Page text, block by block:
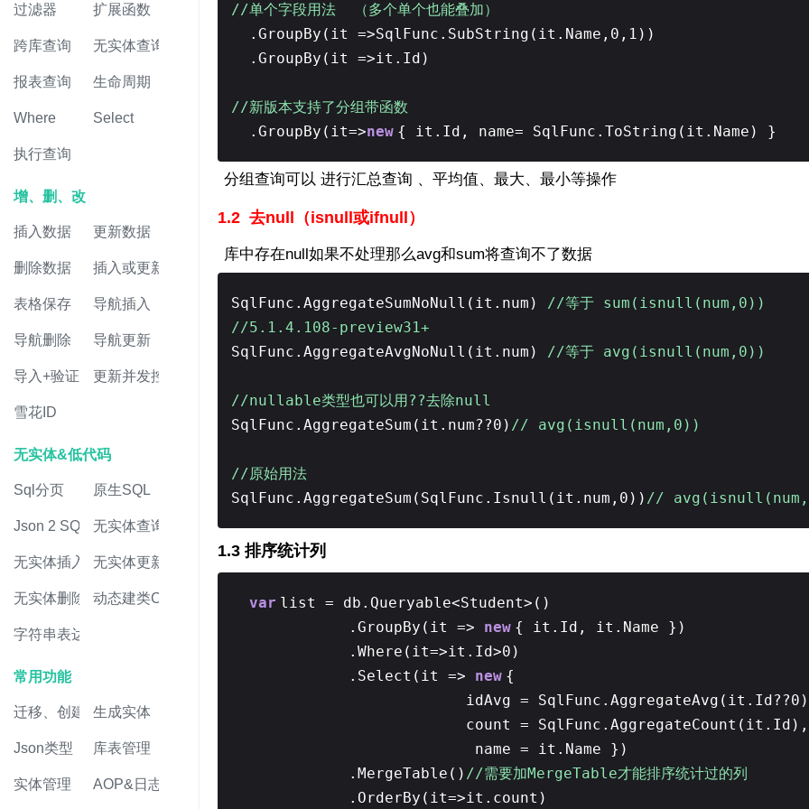
过滤器 扩展函数
跨库查询 无实体查询
报表查询 生命周期
Where Select
执行查询
增、删、改
插入数据 更新数据
删除数据 插入或更新
表格保存 导航插入
导航删除 导航更新
导入+验证 更新并发控制
雪花ID
无实体&低代码
Sql分页 原生SQL
Json 2 SQL 无实体查询
无实体插入 无实体更新
无实体删除 动态建类CRUD
字符串表达式
常用功能
迁移、创建表生成实体
Json类型 库表管理
实体管理 AOP&日志
//单个字段用法 （多个单个也能叠加）
.GroupBy(it =>SqlFunc.SubString(it.Name,0,1))
.GroupBy(it =>it.Id)
//新版本支持了分组带函数
.GroupBy(it=>new { it.Id, name= SqlFunc.ToString(it.Name) }
分组查询可以 进行汇总查询 、平均值、最大、最小等操作
1.2 去null（isnull或ifnull）
库中存在null如果不处理那么avg和sum将查询不了数据
SqlFunc.AggregateSumNoNull(it.num)
//等于 sum(isnull(num,0))
//5.1.4.108-preview31+
SqlFunc.AggregateAvgNoNull(it.num)
//等于 avg(isnull(num,0))
//nullable类型也可以用??去除null
SqlFunc.AggregateSum(it.num??0) // avg(isnull(num,0))
//原始用法
SqlFunc.AggregateSum(SqlFunc.Isnull(it.num,0)) //
1.3 排序统计列
var list = db.Queryable<Student>()
.GroupBy(it => new { it.Id, it.Name })
.Where(it=>it.Id>0)
.Select(it => new {
idAvg =
count =
name = it.Name })
.MergeTable() //需要加MergeTable才能排序统计过的列
.OrderBy(it=>it.count)